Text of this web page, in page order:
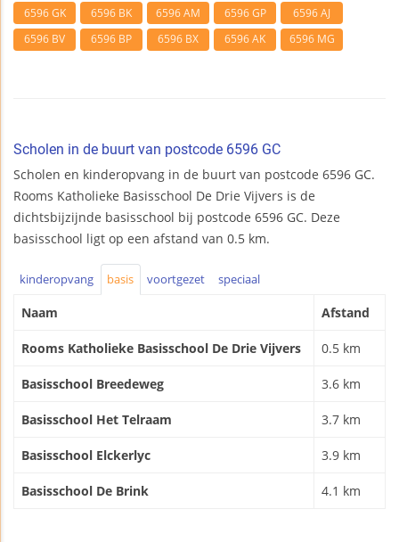
6596 GK
6596 BK 6596 AM 6596 GP
6596 AJ
6596 BV
6596 BP 6596 BX 6596 AK 6596 MG
Scholen in de buurt van postcode 6596 GC
Scholen en kinderopvang in de buurt van postcode 6596 GC.
Rooms Katholieke Basisschool De Drie Vijvers is de
dichtsbijzijnde basisschool bij postcode 6596 GC. Deze
basisschool ligt op een afstand van 0.5 km.
kinderopvang basis voortgezet speciaal
Naam Afstand
Rooms Katholieke Basisschool De Drie Vijvers 0.5 km
Basisschool Breedeweg 3.6 km
Basisschool Het Telraam 3.7 km
Basisschool Elckerlyc 3.9 km
Basisschool De Brink 4.1 km